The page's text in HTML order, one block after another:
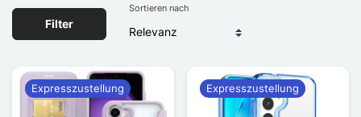
Filter
Sortieren nach
Expresszustellung Expresszustellung